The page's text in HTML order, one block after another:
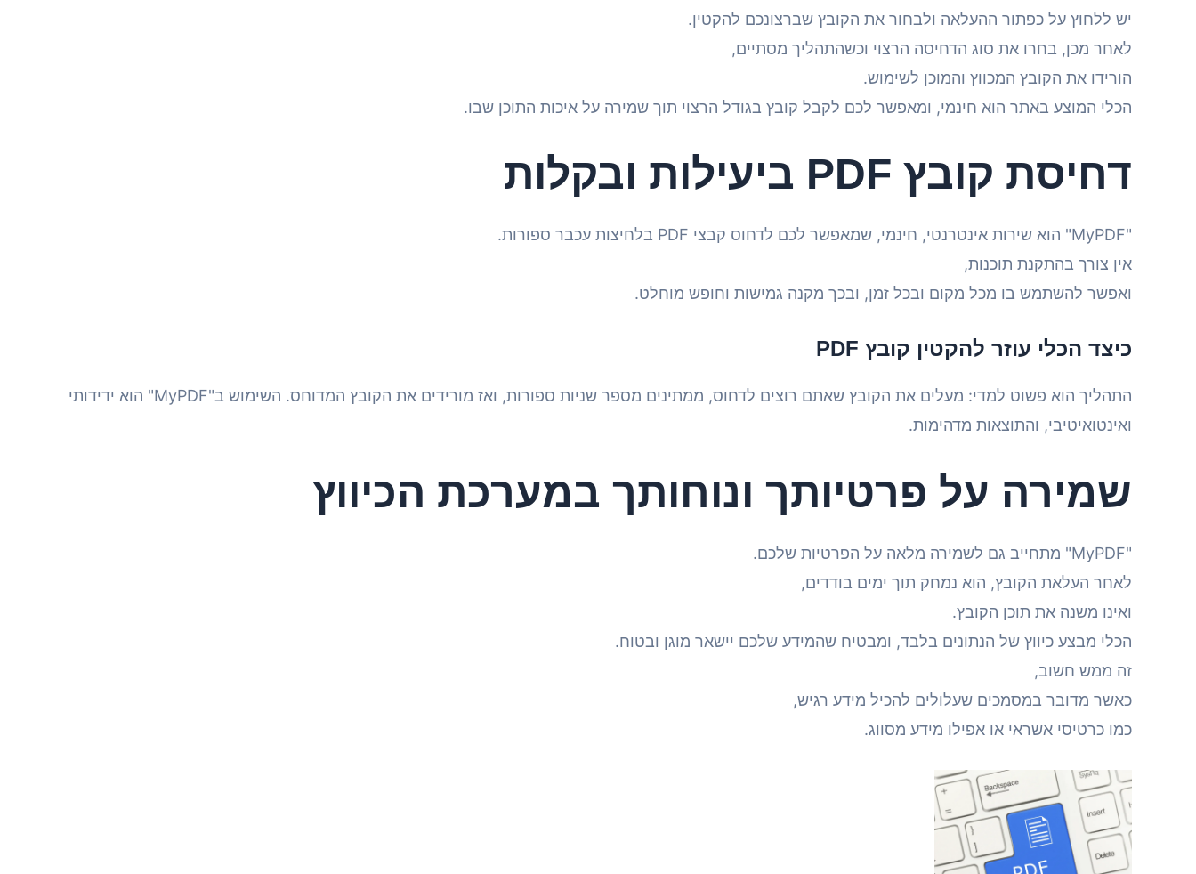
יש ללחוץ על כפתור ההעלאה ולבחור את הקובץ שברצונכם להקטין.
לאחר מכן, בחרו את סוג הדחיסה הרצוי וכשהתהליך מסתיים,
הורידו את הקובץ המכווץ והמוכן לשימוש.
הכלי המוצע באתר הוא חינמי, ומאפשר לכם לקבל קובץ בגודל הרצוי תוך שמירה על איכות התוכן שבו.
דחיסת קובץ PDF ביעילות ובקלות
"MyPDF" הוא שירות אינטרנטי, חינמי, שמאפשר לכם לדחוס קבצי PDF בלחיצות עכבר ספורות.
אין צורך בהתקנת תוכנות,
ואפשר להשתמש בו מכל מקום ובכל זמן, ובכך מקנה גמישות וחופש מוחלט.
כיצד הכלי עוזר להקטין קובץ PDF
התהליך הוא פשוט למדי: מעלים את הקובץ שאתם רוצים לדחוס, ממתינים מספר שניות ספורות, ואז מורידים את הקובץ המדוחס. השימוש ב"MyPDF" הוא ידידותי
ואינטואיטיבי, והתוצאות מדהימות.
שמירה על פרטיותך ונוחותך במערכת הכיווץ
"MyPDF" מתחייב גם לשמירה מלאה על הפרטיות שלכם.
לאחר העלאת הקובץ, הוא נמחק תוך ימים בודדים,
ואינו משנה את תוכן הקובץ.
הכלי מבצע כיווץ של הנתונים בלבד, ומבטיח שהמידע שלכם יישאר מוגן ובטוח.
זה ממש חשוב,
כאשר מדובר במסמכים שעלולים להכיל מידע רגיש,
כמו כרטיסי אשראי או אפילו מידע מסווג.